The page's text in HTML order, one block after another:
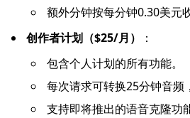
额外分钟按每分钟0.30美元收
创作者计划（$25/月）
：
包含个人计划的所有功能。
每次请求可转换25分钟音频
支持即将推出的语音克隆功能